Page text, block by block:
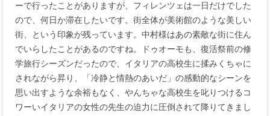
ーで行ったことがありますが、フィレンツェは一日だけでした
ので、何日か滞在したいです。街全体が美術館のような美しい
街、という印象が残っています。中村様はあの素敵な街に住ん
でいらしたことがあるのですね。ドゥオーモも、復活祭前の修
学旅行シーズンだったので、イタリアの高校生に揉みくちゃに
されながら昇り、「冷静と情熱のあいだ」の感動的なシーンを
思い出すような余裕もなく、やんちゃな高校生を叱りつけるコ
ワーいイタリアの女性の先生の迫力に圧倒されて降りてきまし